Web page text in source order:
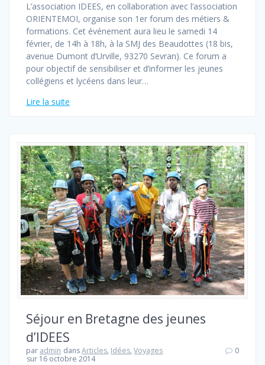
L’association IDEES, en collaboration avec l’association
ORIENTEMOI, organise son 1er forum des métiers &
formations. Cet événement aura lieu le samedi 14
février, de 14h à 18h, à la SMJ des Beaudottes (18 bis,
avenue Dumont d’Urville, 93270 Sevran). Ce forum a
pour objectif de sensibiliser et d’informer les jeunes
collégiens et lycéens dans leur…
Lire la suite
Séjour en Bretagne des jeunes
d’IDEES
par admin dansArticles, Idées,Voyages
sur 16 octobre 2014
0